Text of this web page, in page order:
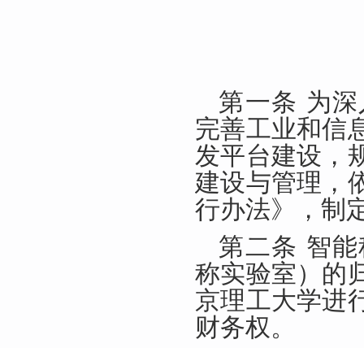
第一条 为
完善工业和信
发平台建设，
建设与管理，
行办法》，制
第二条 智
称实验室）的
京理工大学进
财务权。